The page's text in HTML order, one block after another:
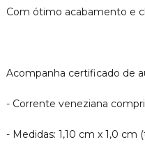
Com ótimo acabamento e
Acompanha certificado de
- Corrente veneziana
- Medidas: 1,10 cm x 1,0 cm